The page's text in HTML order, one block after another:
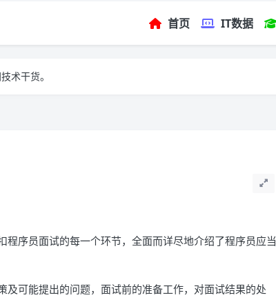
首页 IT数据
术干货。
序员面试的每一个环节，全面而详尽地介绍了程序员应当
及可能提出的问题，面试前的准备工作，对面试结果的处